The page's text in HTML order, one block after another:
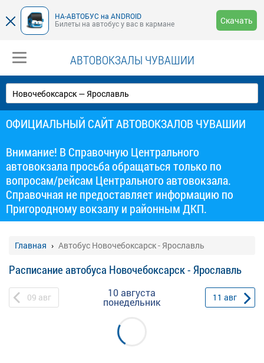
НА-АВТОБУС на ANDROID
Билеты на автобус у вас в кармане
Скачать
АВТОВОКЗАЛЫ ЧУВАШИИ
ОФИЦИАЛЬНЫЙ САЙТ АВТОВОКЗАЛОВ ЧУВАШИИ
Внимание! В Справочную Центрального
автовокзала просьба обращаться только по
вопросам/рейсам Центрального автовокзала.
Справочная не предоставляет информацию по
Пригородному вокзалу и районным ДКП.
Главная Автобус Новочебоксарск - Ярославль
Расписание автобуса Новочебоксарск - Ярославль
09 авг 10 августа
понедельник 11 авг